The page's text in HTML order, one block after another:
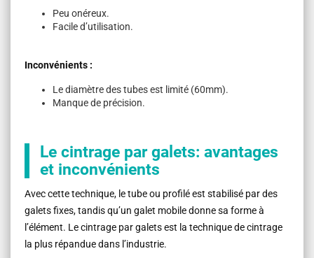
Peu onéreux.
Facile d’utilisation.
Inconvénients :
Le diamètre des tubes est limité (60mm).
Manque de précision.
Le cintrage par galets: avantages
et inconvénients
Avec cette technique, le tube ou profilé est stabilisé par des
galets fixes, tandis qu’un galet mobile donne sa forme à
l’élément. Le cintrage par galets est la technique de cintrage
la plus répandue dans l’industrie.